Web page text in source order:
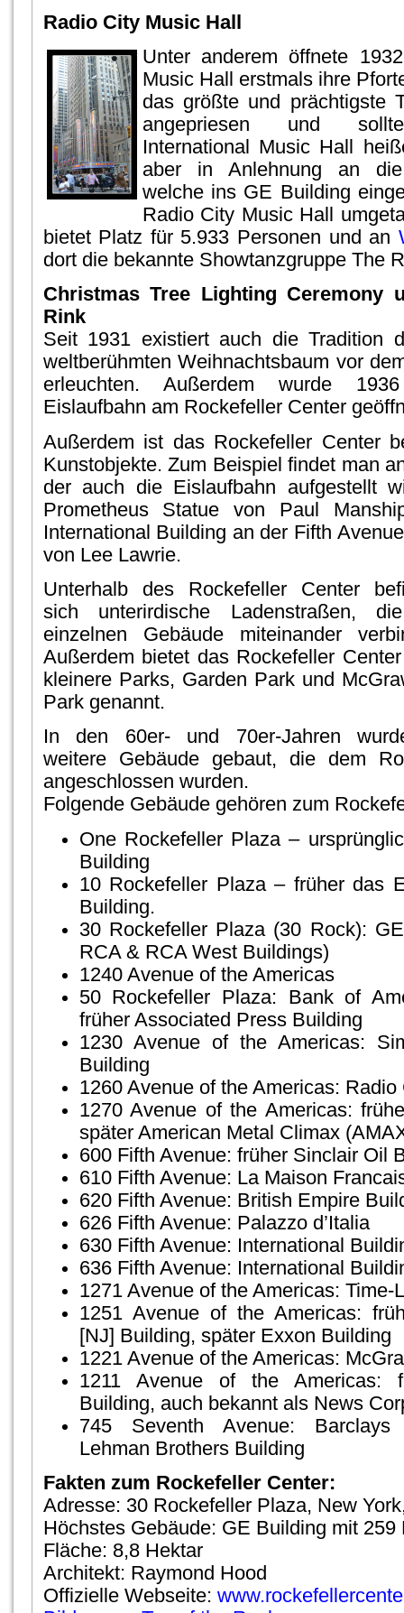
Radio City Music Hall
Unter anderem öffnete
Music Hall erstmals ihre
das größte und prächtigste
angepriesen und
International Music Hall
aber in Anlehnung an
welche ins GE Building
Radio City Music Hall
bietet Platz für 5.933 Personen und an
dort die bekannte Showtanzgruppe The
Christmas Tree Lighting Ceremony
Rink
Seit 1931 existiert auch die Tradition
weltberühmten Weihnachtsbaum vor
erleuchten. Außerdem wurde
Eislaufbahn am Rockefeller Center
Außerdem ist das Rockefeller Center
Kunstobjekte. Zum Beispiel findet man
der auch die Eislaufbahn aufgestellt
Prometheus Statue von Paul
International Building an der Fifth
von Lee Lawrie.
Unterhalb des Rockefeller Center
sich unterirdische Ladenstraßen,
einzelnen Gebäude miteinander
Außerdem bietet das Rockefeller
kleinere Parks, Garden Park und
Park genannt.
In den 60er- und 70er-Jahren
weitere Gebäude gebaut, die dem
angeschlossen wurden.
Folgende Gebäude gehören zum
One Rockefeller Plaza –
Building
10 Rockefeller Plaza – früher das
Building.
30 Rockefeller Plaza (30 Rock):
RCA & RCA West Buildings)
1240 Avenue of the Americas
50 Rockefeller Plaza: Bank of
früher Associated Press Building
1230 Avenue of the Americas:
Building
1260 Avenue of the Americas:
1270 Avenue of the Americas:
später American Metal Climax
600 Fifth Avenue: früher Sinclair Oil
610 Fifth Avenue: La Maison
620 Fifth Avenue: British Empire
626 Fifth Avenue: Palazzo d’Italia
630 Fifth Avenue: International
636 Fifth Avenue: International
1271 Avenue of the Americas: Time-
1251 Avenue of the Americas:
[NJ] Building, später Exxon Building
1221 Avenue of the Americas:
1211 Avenue of the Americas:
Building, auch bekannt als News
745 Seventh Avenue: Barclays
Lehman Brothers Building
Fakten zum Rockefeller Center:
Adresse: 30 Rockefeller Plaza, New
Höchstes Gebäude: GE Building mit 259
Fläche: 8,8 Hektar
Architekt: Raymond Hood
Offizielle Webseite: